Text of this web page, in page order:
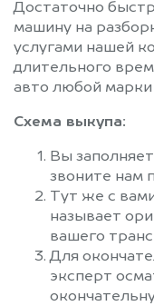
Достаточно
машину на
услугами нашей
длительного
авто любой
Схема выкупа:
Вы
звоните нам
Тут же с
называет
вашего
Для
эксперт